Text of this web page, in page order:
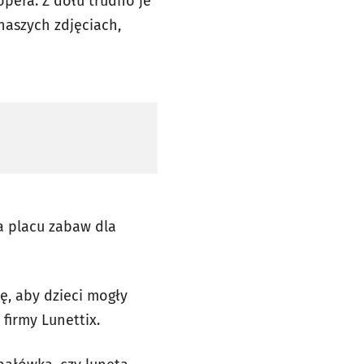
zdjęciach,
placu zabaw dla
aby dzieci mogły
firmy Lunettix.